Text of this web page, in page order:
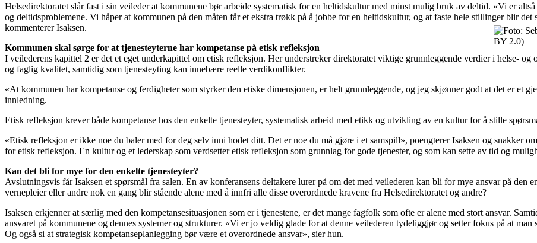
Helsedirektoratet slår fast i sin veileder at kommunene bør arbeide systematisk for en heltidskultur med minst mulig bruk av deltid. «Vi er
og deltidsproblemene. Vi håper at kommunen på den måten får et ekstra trøkk på å jobbe for en heltidskultur, og at faste hele stillinger blir
kommenterer Isaksen.
BY 2.0)
Kommunen skal sørge for at tjenesteyterne har kompetanse på etisk refleksjon
I veilederens kapittel 2 er det et eget underkapittel om etisk refleksjon. Her understreker direktoratet viktige grunnleggende verdier i helse- og
og faglig kvalitet, samtidig som tjenesteyting kan innebære reelle verdikonflikter.
«At kommunen har kompetanse og ferdigheter som styrker den etiske dimensjonen, er helt grunnleggende, og jeg skjønner godt at det er et
innledning.
Etisk refleksjon krever både kompetanse hos den enkelte tjenesteyter, systematisk arbeid med etikk og utvikling av en kultur for å stille
«Etisk refleksjon er ikke noe du baler med for deg selv inni hodet ditt. Det er noe du må gjøre i et samspill», poengterer Isaksen og snakker
for etisk refleksjon. En kultur og et lederskap som verdsetter etisk refleksjon som grunnlag for gode tjenester, og som kan sette av tid og
Kan det bli for mye for den enkelte tjenesteyter?
Avslutningsvis får Isaksen et spørsmål fra salen. En av konferansens deltakere lurer på om det med veilederen kan bli for mye ansvar på den
vernepleier eller andre nok en gang blir stående alene med å innfri alle disse overordnede kravene fra Helsedirektoratet og andre?
Isaksen erkjenner at særlig med den kompetansesituasjonen som er i tjenestene, er det mange fagfolk som ofte er alene med stort ansvar.
ansvaret på kommunene og dennes systemer og strukturer. «Vi er jo veldig glade for at denne veilederen tydeliggjør og setter fokus på at man
Og også si at strategisk kompetanseplanlegging bør være et overordnede ansvar», sier hun.